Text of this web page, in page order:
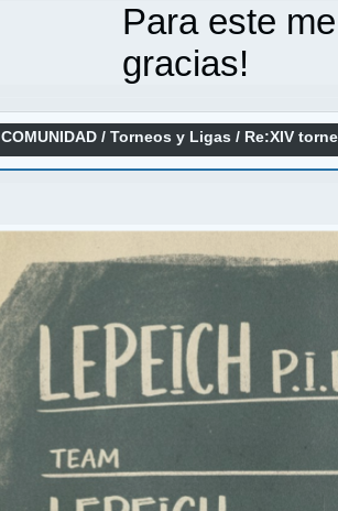
Para este
gracias!
COMUNIDAD /Torneos y Ligas / Re:XIV
final. pasen y vean